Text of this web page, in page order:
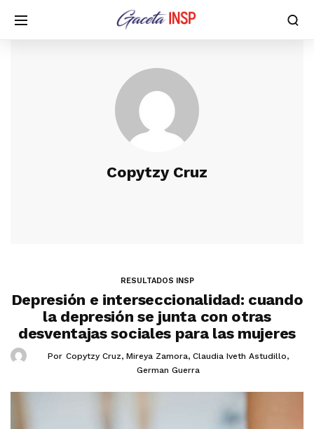
Copytzy Cruz
RESULTADOS INSP
Depresión e interseccionalidad: cuando
la depresión se junta con otras
desventajas sociales para las mujeres
Por Copytzy Cruz, Mireya Zamora, Claudia Iveth Astudillo,
German Guerra